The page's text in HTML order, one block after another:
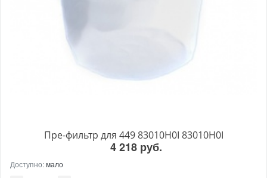
Пре-фильтр для 449 83010H0I 83010H0I
4 218 руб.
Доступно:мало